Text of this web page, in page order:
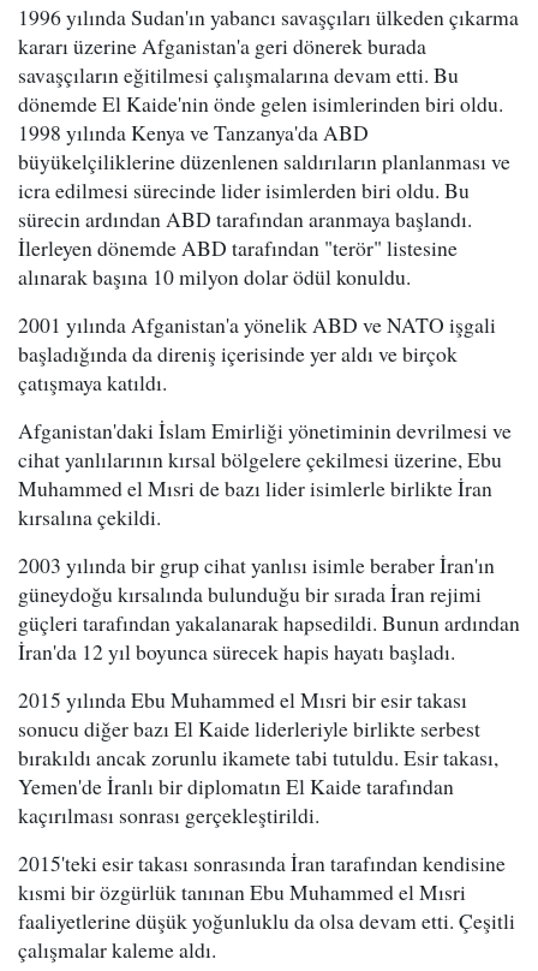
1996 yılında Sudan'ın yabancı savaşçıları ülkeden çıkarma
kararı üzerine Afganistan'a geri dönerek burada
savaşçıların eğitilmesi çalışmalarına devam etti. Bu
dönemde El Kaide'nin önde gelen isimlerinden biri oldu.
1998 yılında Kenya ve Tanzanya'da ABD
büyükelçiliklerine düzenlenen saldırıların planlanması ve
icra edilmesi sürecinde lider isimlerden biri oldu. Bu
sürecin ardından ABD tarafından aranmaya başlandı.
İlerleyen dönemde ABD tarafından "terör" listesine
alınarak başına 10 milyon dolar ödül konuldu.
2001 yılında Afganistan'a yönelik ABD ve NATO işgali
başladığında da direniş içerisinde yer aldı ve birçok
çatışmaya katıldı.
Afganistan'daki İslam Emirliği yönetiminin devrilmesi ve
cihat yanlılarının kırsal bölgelere çekilmesi üzerine, Ebu
Muhammed el Mısri de bazı lider isimlerle birlikte İran
kırsalına çekildi.
2003 yılında bir grup cihat yanlısı isimle beraber İran'ın
güneydoğu kırsalında bulunduğu bir sırada İran rejimi
güçleri tarafından yakalanarak hapsedildi. Bunun ardından
İran'da 12 yıl boyunca sürecek hapis hayatı başladı.
2015 yılında Ebu Muhammed el Mısri bir esir takası
sonucu diğer bazı El Kaide liderleriyle birlikte serbest
bırakıldı ancak zorunlu ikamete tabi tutuldu. Esir takası,
Yemen'de İranlı bir diplomatın El Kaide tarafından
kaçırılması sonrası gerçekleştirildi.
2015'teki esir takası sonrasında İran tarafından kendisine
kısmi bir özgürlük tanınan Ebu Muhammed el Mısri
faaliyetlerine düşük yoğunluklu da olsa devam etti. Çeşitli
çalışmalar kaleme aldı.